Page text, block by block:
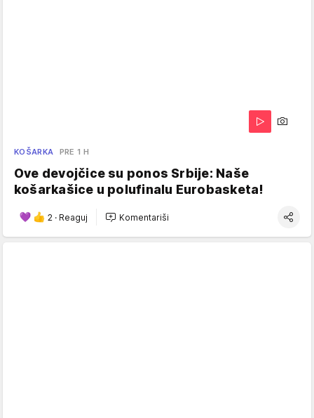
KOŠARKA PRE 1 H
Ove devojčice su ponos Srbije: Naše
košarkašice u polufinalu Eurobasketa!
2 · Reaguj Komentariši